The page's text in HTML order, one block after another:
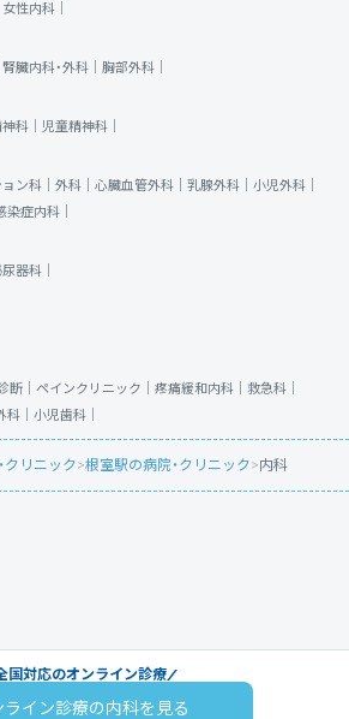
女性内科｜
腎臓内科・外科｜ 胸部外科｜
科｜ 児童精神科｜
ン科｜ 外科｜ 心臓血管外科｜ 乳腺外科｜ 小児外科｜
染症内科｜
器科｜
断｜ ペインクリニック｜ 疼痛緩和内科｜ 救急科｜
｜ 小児歯科｜
クリニック>根室駅の病院・クリニック>内科
国対応のオンライン診療
ライン診療の内科を見る